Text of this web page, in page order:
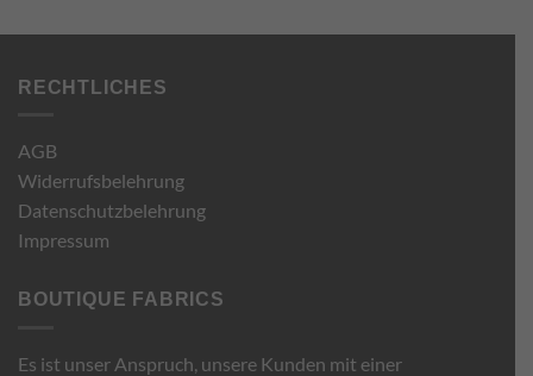
RECHTLICHES
AGB
Widerrufsbelehrung
Datenschutzbelehrung
Impressum
BOUTIQUE FABRICS
Es ist unser Anspruch, unsere Kunden mit einer